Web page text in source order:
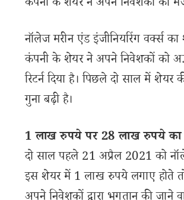
कंपनी के शेयर ने अपने निवेशकों को
नॉलेज मरीन एंड इंजीनियरिंग वर्क्स
कंपनी के शेयर ने अपने निवेशकों को
रिटर्न दिया है। पिछले दो साल में
गुना बढ़ी है।
1 लाख रुपये पर 28 लाख रुपये का
दो साल पहले 21 अप्रैल 2021 को
इस शेयर में 1 लाख रुपये लगाए होते